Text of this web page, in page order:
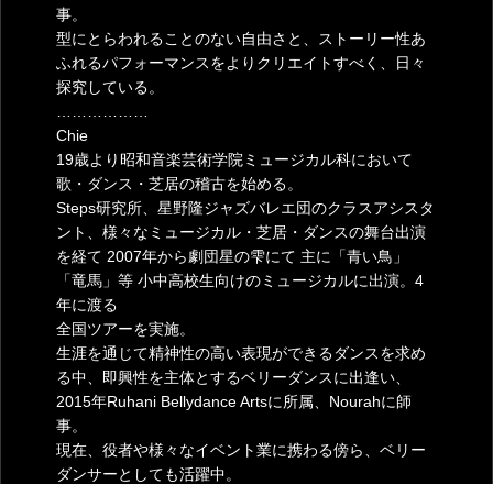
事。
型にとらわれることのない自由さと、ストーリー性あ
ふれるパフォーマンスをよりクリエイトすべく、日々
探究している。
Chie
19歳より昭和音楽芸術学院ミュージカル科において
歌・ダンス・芝居の稽古を始める。
Steps研究所、星野隆ジャズバレエ団のクラスアシスタ
ント、様々なミュージカル・芝居・ダンスの舞台出演
を経て 2007年から劇団星の雫にて 主に「青い鳥」
「竜馬」等 小中高校生向けのミュージカルに出演。4
年に渡る
全国ツアーを実施。
生涯を通じて精神性の高い表現ができるダンスを求め
る中、即興性を主体とするベリーダンスに出逢い、
2015年Ruhani Bellydance Artsに所属、Nourahに師
事。
現在、役者や様々なイベント業に携わる傍ら、ベリー
ダンサーとしても活躍中。